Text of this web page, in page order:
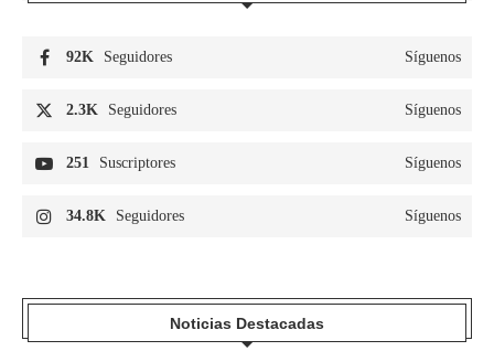
92K Seguidores Síguenos
2.3K Seguidores Síguenos
251 Suscriptores Síguenos
34.8K Seguidores Síguenos
Noticias Destacadas